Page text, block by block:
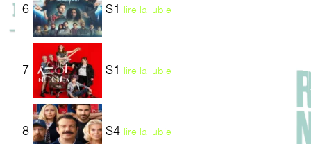
6 S1 lire la lubie
7 S1 lire la lubie
8 S4 lire la lubie